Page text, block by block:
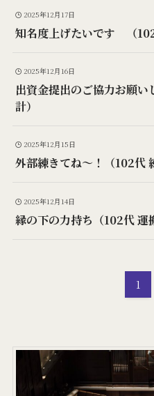
2025年12月17日
知名度上げたいです （102
2025年12月16日
出資金提出のご協力お願
計）
2025年12月15日
外部練きてね〜！（102代
2025年12月14日
縁の下の力持ち（102代 運
1